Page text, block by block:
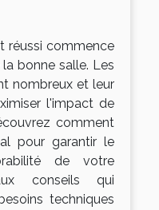
réussi commence
bonne salle. Les
nombreux et leur
l'impact de
comment
pour garantir le
de votre
conseils qui
techniques